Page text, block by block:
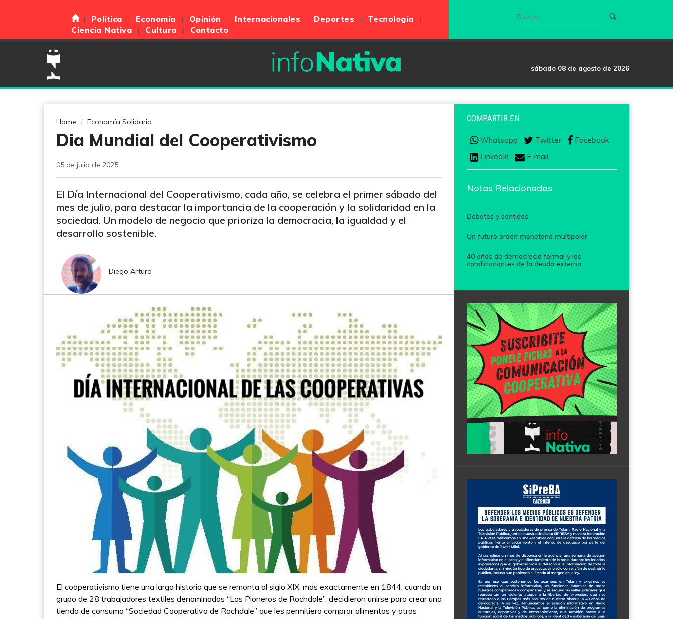
Política Economía Opinión Internacionales Deportes
Tecnología
Ciencia Nativa
Cultura Contacto
sábado 08 de agosto de 2026
Home Economía Solidaria
Dia Mundial del Cooperativismo
05 de julio de 2025
El Día Internacional del Cooperativismo, cada año, se celebra el primer sábado del
mes de julio, para destacar la importancia de la cooperación y la solidaridad en la
sociedad. Un modelo de negocio que prioriza la democracia, la igualdad y el
desarrollo sostenible.
Diego Arturo
El cooperativismo tiene una larga historia que se remonta al siglo XIX, más exactamente en 1844, cuando un
grupo de 28 trabajadores textiles denominados “Los Pioneros de Rochdale”, decidieron unirse para crear una
tienda de consumo “Sociedad Cooperativa de Rochdale” que les permitiera comprar alimentos y otros
COMPARTIR EN
Whatsapp Twitter
Facebook
LinkedIn
E-mail
Notas Relacionadas
Debates y sentidos
Un futuro orden monetario multipolar
40 años de democracia formal y los
condicionantes de la deuda externa